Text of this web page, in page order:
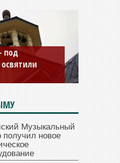
Косьмы
вновь
Музыкальный
получил новое